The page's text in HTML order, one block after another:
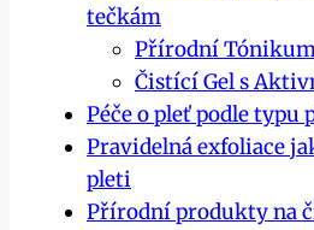
tečkám
Přírodní Tónikum
Čistící Gel s
Péče o pleť podle typu
Pravidelná exfoliace
pleti
Přírodní produkty na